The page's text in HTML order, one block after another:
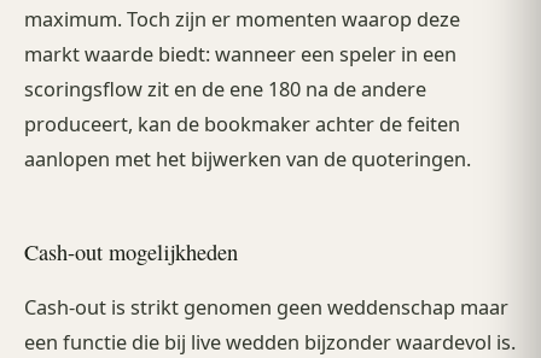
maximum. Toch zijn er momenten waarop deze
markt waarde biedt: wanneer een speler in een
scoringsflow zit en de ene 180 na de andere
produceert, kan de bookmaker achter de feiten
aanlopen met het bijwerken van de quoteringen.
Cash-out mogelijkheden
Cash-out is strikt genomen geen weddenschap maar
een functie die bij live wedden bijzonder waardevol is.